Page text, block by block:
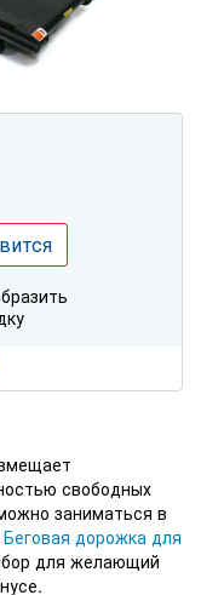
свободных
заниматься в
Беговая дорожка для
для желающий